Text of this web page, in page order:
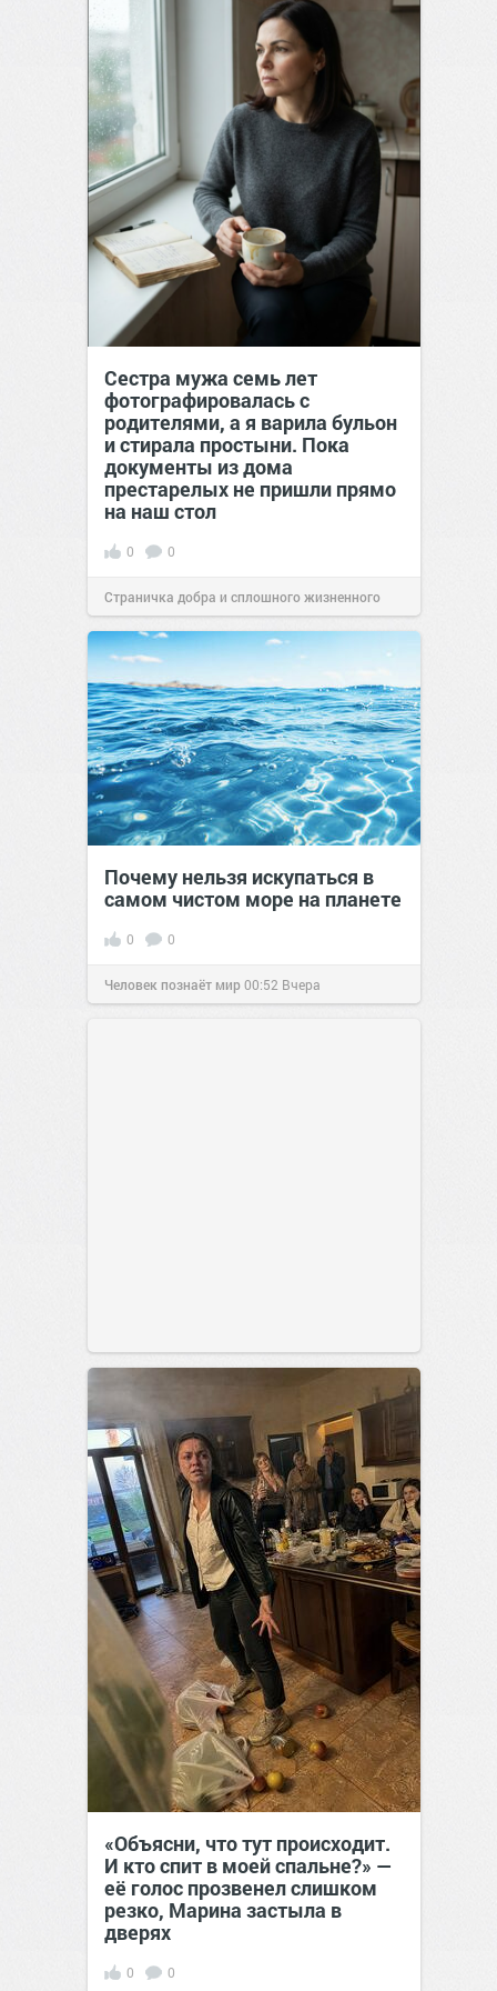
Сестра мужа семь лет
фотографировалась с
родителями, а я варила бульон
и стирала простыни. Пока
документы из дома
престарелых не пришли прямо
на наш стол
0 0
Страничка добра и сплошного жизненного
позитива!00:29Вчера
Почему нельзя искупаться в
самом чистом море на планете
0 0
Человек познаёт мир00:52 Вчера
«Объясни, что тут происходит.
И кто спит в моей спальне?» —
её голос прозвенел слишком
резко, Марина застыла в
дверях
0 0